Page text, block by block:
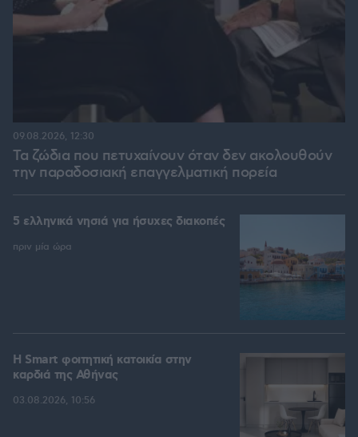
Τα ζώδια που πετυχαίνουν όταν δεν ακολουθούν
την παραδοσιακή επαγγελματική πορεία
09.08.2026, 12:30
5 ελληνικά νησιά για ήσυχες διακοπές
πριν μία ώρα
Η Smart φοιτητική κατοικία στην
καρδιά της Αθήνας
03.08.2026, 10:56